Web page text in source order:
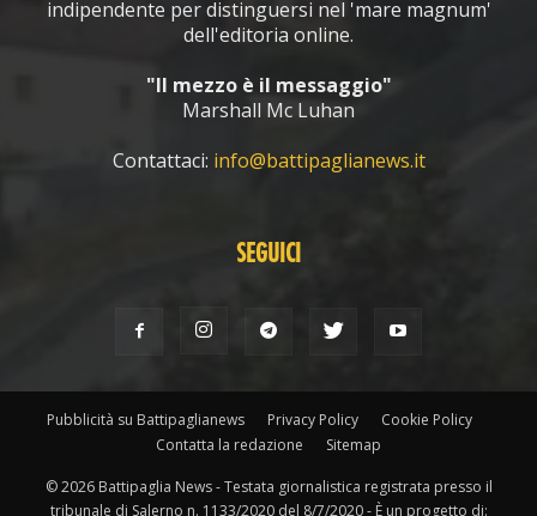
indipendente per distinguersi nel 'mare magnum'
dell'editoria online.
"Il mezzo è il messaggio"
Marshall Mc Luhan
Contattaci: info@battipaglianews.it
SEGUICI
Pubblicità su Battipaglianews Privacy Policy
Cookie Policy
Contatta la redazione
Sitemap
© 2026 Battipaglia News - Testata giornalistica registrata presso il
tribunale di Salerno n. 1133/2020 del 8/7/2020 - È un progetto di: